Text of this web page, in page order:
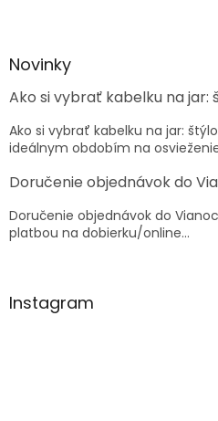
äNovinky
Ako si vybrať kabelku na jar:
Ako si vybrať kabelku na jar:
ideálnym obdobím na
Doručenie objednávok do
Doručenie objednávok do
platbou na dobierku/online...
Instagram